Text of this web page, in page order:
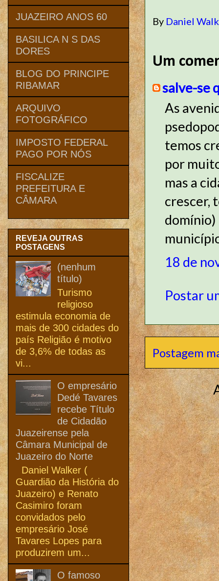
By Daniel
Um
salve-se
As
temos
por
mas a
crescer,
domínio)
18 de
Postar
Postagem
JUAZEIRO ANOS 60
BASILICA N S DAS
DORES
BLOG DO PRINCIPE
RIBAMAR
ARQUIVO
FOTOGRÁFICO
IMPOSTO FEDERAL
PAGO POR NÓS
FISCALIZE
PREFEITURA E
CÂMARA
REVEJA OUTRAS
POSTAGENS
(nenhum
título)
Turismo
religioso
estimula economia de
mais de 300 cidades do
país Religião é motivo
de 3,6% de todas as
vi...
O empresário
Dedé Tavares
recebe Título
de Cidadão
Juazeirense pela
Câmara Municipal de
Juazeiro do Norte
Daniel Walker (
Guardião da História do
Juazeiro) e Renato
Casimiro foram
convidados pelo
empresário José
Tavares Lopes para
produzirem um...
O famoso